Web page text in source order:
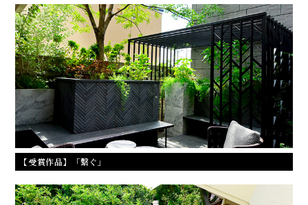
【受賞作品】「繋ぐ」